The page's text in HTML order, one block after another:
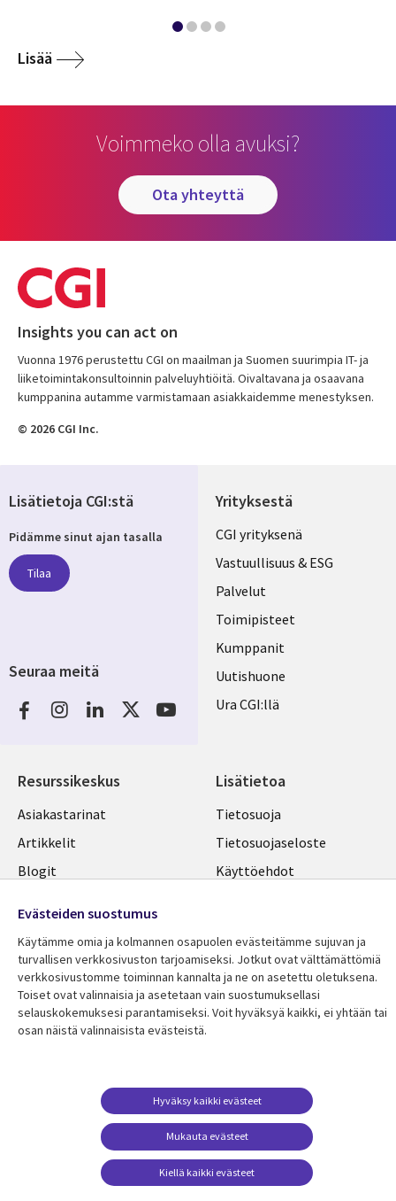
Lisää
Voimmeko olla avuksi?
ota yhteyttä
Insights you can act on
Vuonna 1976 perustettu CGI on maailman ja Suomen suurimpia IT- ja
liiketoimintakonsultoinnin palveluyhtiöitä. Oivaltavana ja osaavana
kumppanina autamme varmistamaan asiakkaidemme menestyksen.
© 2026 CGI Inc.
Yrityksestä
Useful
links
FINLAND
CGI yrityksenä
Vastuullisuus & ESG
Palvelut
Toimipisteet
Kumppanit
Uutishuone
Ura CGI:llä
Resurssikeskus
Library
Links
FINLAND
Asiakastarinat
Artikkelit
Blogit
Viewpoints
Katso lisää
Lisätietoa
Legal
FINLAND
Tietosuoja
Tietosuojaseloste
Käyttöehdot
Lisätietoja CGI:stä
Pidämme sinut ajan tasalla
Tilaa
Seuraa meitä
Social
Media
Evästeiden suostumus
Käytämme omia ja kolmannen osapuolen evästeitämme sujuvan ja
turvallisen verkkosivuston tarjoamiseksi. Jotkut ovat välttämättömiä
verkkosivustomme toiminnan kannalta ja ne on asetettu oletuksena.
Toiset ovat valinnaisia ​​ja asetetaan vain suostumuksellasi
selauskokemuksesi parantamiseksi. Voit hyväksyä kaikki, ei yhtään tai
osan näistä valinnaisista evästeistä.
Mukauta evästeet
Hyväksy kaikki evästeet
Kiellä kaikki evästeet